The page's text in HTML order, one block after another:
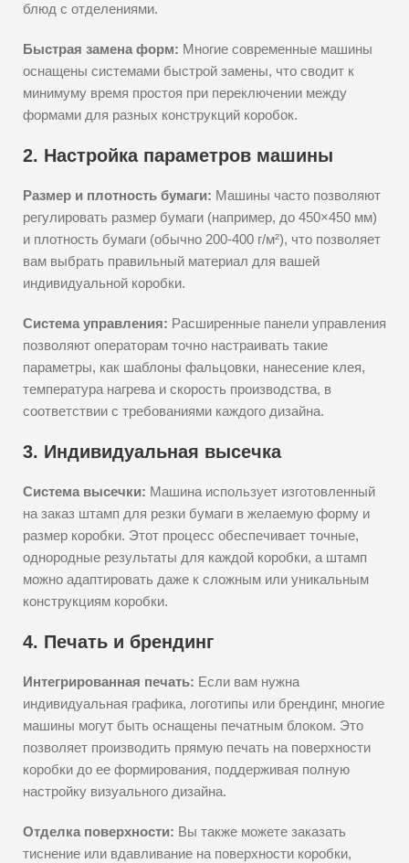
блюд с отделениями.
Быстрая замена форм: Многие современные машины
оснащены системами быстрой замены, что сводит к
минимуму время простоя при переключении между
формами для разных конструкций коробок.
2. Настройка параметров машины
Размер и плотность бумаги: Машины часто позволяют
регулировать размер бумаги (например, до 450×450 мм)
и плотность бумаги (обычно 200-400 г/м²), что позволяет
вам выбрать правильный материал для вашей
индивидуальной коробки.
Система управления: Расширенные панели управления
позволяют операторам точно настраивать такие
параметры, как шаблоны фальцовки, нанесение клея,
температура нагрева и скорость производства, в
соответствии с требованиями каждого дизайна.
3. Индивидуальная высечка
Система высечки: Машина использует изготовленный
на заказ штамп для резки бумаги в желаемую форму и
размер коробки. Этот процесс обеспечивает точные,
однородные результаты для каждой коробки, а штамп
можно адаптировать даже к сложным или уникальным
конструкциям коробки.
4. Печать и брендинг
Интегрированная печать: Если вам нужна
индивидуальная графика, логотипы или брендинг, многие
машины могут быть оснащены печатным блоком. Это
позволяет производить прямую печать на поверхности
коробки до ее формирования, поддерживая полную
настройку визуального дизайна.
Отделка поверхности: Вы также можете заказать
тиснение или вдавливание на поверхности коробки,